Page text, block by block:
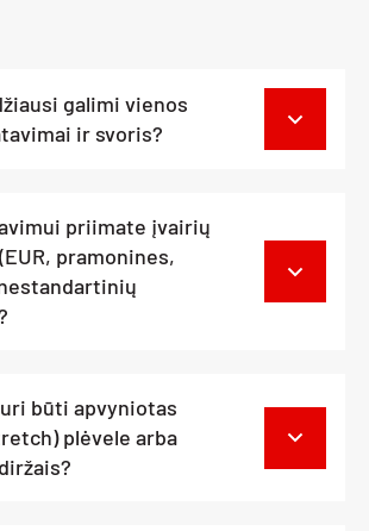
galimi vienos
ir svoris?
priimate įvairių
pramonines,
būti apvyniotas
plėvele arba